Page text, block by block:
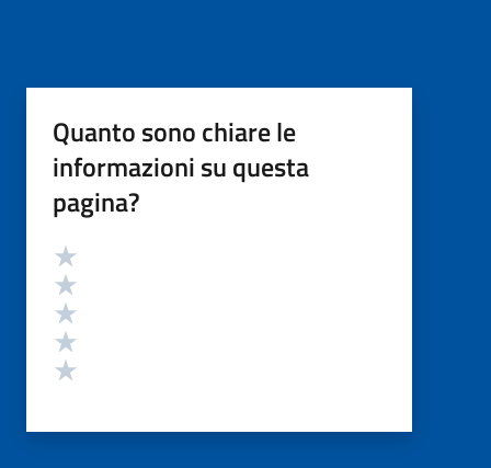
Quanto sono chiare le
informazioni su questa
pagina?
Valutazione